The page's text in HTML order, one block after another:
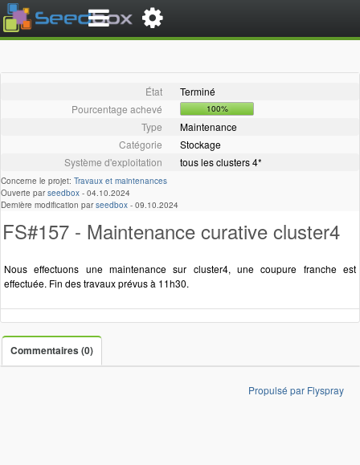
État
Terminé
Pourcentage achevé
100%
Type
Maintenance
Catégorie
Stockage
Système d'exploitation
tous les clusters 4*
Concerne le projet: Travaux et maintenances
Ouverte parseedbox - 04.10.2024
Dernière modification parseedbox - 09.10.2024
FS#157 - Maintenance curative cluster4
Nous effectuons une maintenance sur cluster4, une coupure franche est
effectuée. Fin des travaux prévus à 11h30.
Commentaires (0)
Propulsé par Flyspray